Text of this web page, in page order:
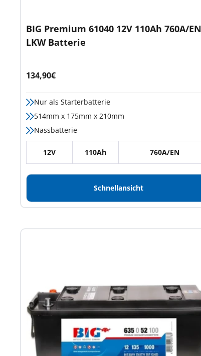
BIG Premium 61040 12V 110Ah 760A/EN
LKW Batterie
Angebotspreis
134,90€
Nur als Starterbatterie
514mm x 175mm x 210mm
Nassbatterie
12V 110Ah 760A/EN
Schnellansicht